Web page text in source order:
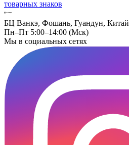
товарных знаков
БЦ Ванкэ, Фошань, Гуандун, Китай
Пн–Пт 5:00–14:00 (Мск)
Мы в социальных сетях